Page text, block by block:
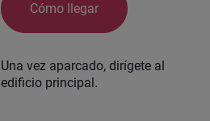
Cómo llegar
Una vez aparcado, dirígete al
edificio principal.